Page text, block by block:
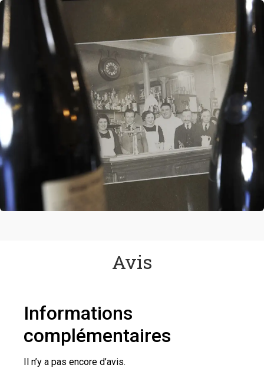
Avis
Informations
complémentaires
Il n’y a pas encore d’avis.